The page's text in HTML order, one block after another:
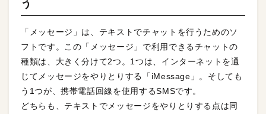
う
「メッセージ」は、テキストでチャットを行うためのソ
フトです。この「メッセージ」で利用できるチャットの
種類は、大きく分けて2つ。1つは、インターネットを通
じてメッセージをやりとりする「iMessage」。そしても
う1つが、携帯電話回線を使用するSMSです。
どちらも、テキストでメッセージをやりとりする点は同